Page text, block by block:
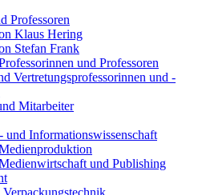
Professoren
Klaus Hering
Stefan Frank
und Professoren
Vertretungsprofessorinnen und -
Mitarbeiter
und Informationswissenschaft
und Publishing